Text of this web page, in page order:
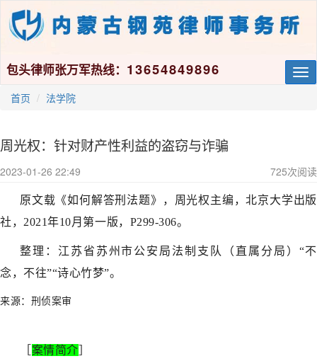
包头律师张万军热线： 13654849896
首页 法学院
周光权：针对财产性利益的盗窃与诈骗
2023-01-26 22:49 725次阅读
原文载《如何解答刑法题》，周光权主编，北京大学出版
社，2021年10月第一版，P299-306。
整理：江苏省苏州市公安局法制支队（直属分局）“不
念，不往”“诗心竹梦”。
来源：刑侦案审
案情简介